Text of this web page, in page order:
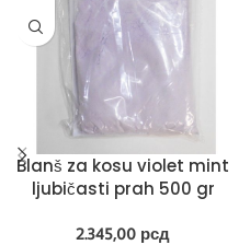
Blanš za kosu violet mint
ljubičasti prah 500 gr
2.345,00 рсд